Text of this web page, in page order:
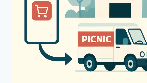
AL
25
JAAR
INNOVEREN